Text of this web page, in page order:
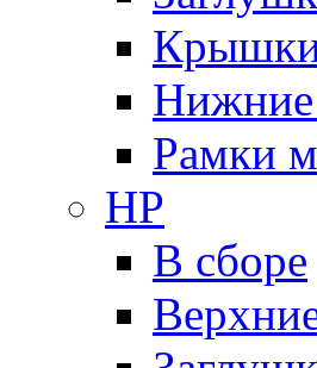
Нижние
Рамки
HP
В сборе